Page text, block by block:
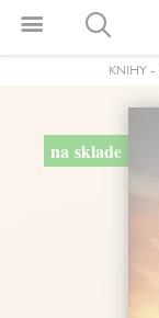
KNIHY-
na sklade